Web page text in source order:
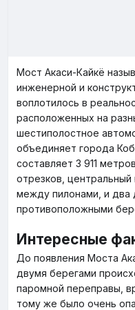
Мост Акаси-Кайкё
инженерной и
воплотилось в
расположенных на
шестиполостное
объединяет города
составляет 3 911
отрезков,
между пилонами, и два
противоположными
Интересные
До появления Моста
двумя берегами
паромной переправы,
тому же было очень